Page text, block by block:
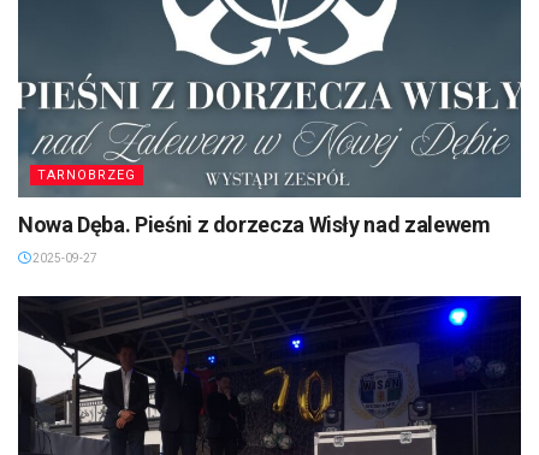
TARNOBRZEG
Nowa Dęba. Pieśni z dorzecza Wisły nad zalewem
2025-09-27